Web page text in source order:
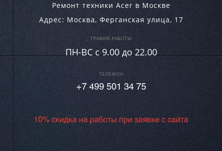
Ремонт техники Acer в Москве
Адрес: Москва, Ферганская улица, 17
ГРАФИК РАБОТЫ
ПН-ВC c 9.00 до 22.00
ТЕЛЕФОН
+7 499 501 34 75
10% скидка на работы при заявке с сайта